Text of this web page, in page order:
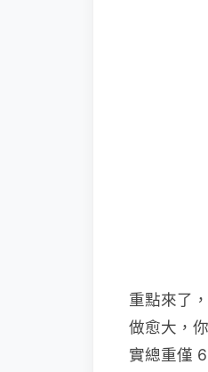
重點來了
做愈大，
實總重僅